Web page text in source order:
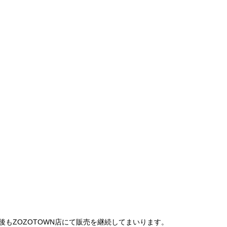
ZOZOTOWN店にて販売を継続してまいります。